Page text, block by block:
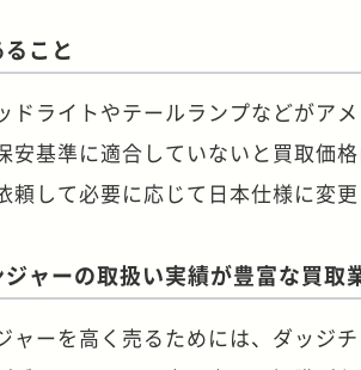
こと
ドライトやテールランプなどがア
安基準に適合していないと買取価
頼して必要に応じて日本仕様に変更
ャーの取扱い実績が豊富な買取
ャーを高く売るためには、ダッジ